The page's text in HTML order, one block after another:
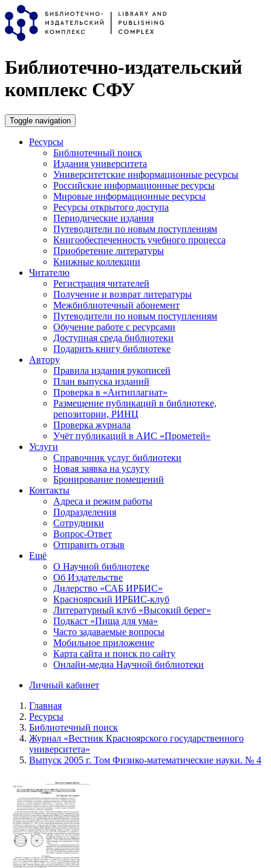
Перейти к основному содержанию
Библиотечно-издательский
комплекс СФУ
Toggle navigation
Ресурсы
Библиотечный поиск
Издания университета
Университетские информационные ресурсы
Российские информационные ресурсы
Мировые информационные ресурсы
Ресурсы открытого доступа
Периодические издания
Путеводители по новым поступлениям
Книгообеспеченность учебного процесса
Приобретение литературы
Книжные коллекции
Читателю
Регистрация читателей
Получение и возврат литературы
Межбиблиотечный абонемент
Путеводители по новым поступлениям
Обучение работе с ресурсами
Доступная среда библиотеки
Подарить книгу библиотеке
Автору
Правила издания рукописей
План выпуска изданий
Проверка в «Антиплагиат»
Размещение публикаций в библиотеке,
репозитории, РИНЦ
Проверка журнала
Учёт публикаций в АИС «Прометей»
Услуги
Справочник услуг библиотеки
Новая заявка на услугу
Бронирование помещений
Контакты
Адреса и режим работы
Подразделения
Сотрудники
Вопрос-Ответ
Отправить отзыв
Ещё
О Научной библиотеке
Об Издательстве
Дилерство «САБ ИРБИС»
Красноярский ИРБИС-клуб
Литературный клуб «Высокий берег»
Подкаст «Пища для ума»
Часто задаваемые вопросы
Мобильное приложение
Карта сайта и поиск по сайту
Онлайн-медиа Научной библиотеки
Личный кабинет
Главная
Ресурсы
Библиотечный поиск
Журнал «Вестник Красноярского государственного
университета»
Выпуск 2005 г. Том Физико-математические науки. № 4